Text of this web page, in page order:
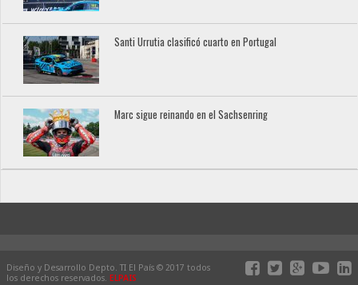
Santi Urrutia clasificó cuarto en Portugal
Marc sigue reinando en el Sachsenring
Diseño y Desarrollo Depto. TI El País © 2017 todos
los derechos reservados. ELPAIS